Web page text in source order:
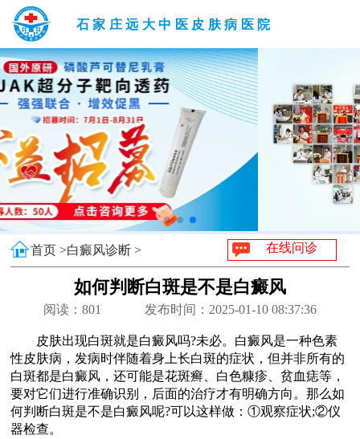
石家庄远大中医皮肤病医院
首页 >白癜风诊断 > 在线问诊
如何判断白斑是不是白癜风
阅读： 801 发布时间：2025-01-10 08:37:36
皮肤出现白斑就是白癜风吗?未必。白癜风是一种色素
性皮肤病，发病时伴随着身上长白斑的症状，但并非所有的
白斑都是白癜风，还可能是花斑癣、白色糠疹、贫血痣等，
要对它们进行准确识别，后面的治疗才有明确方向。那么如
何判断白斑是不是白癜风呢?可以这样做：①观察症状;②仪
器检查。